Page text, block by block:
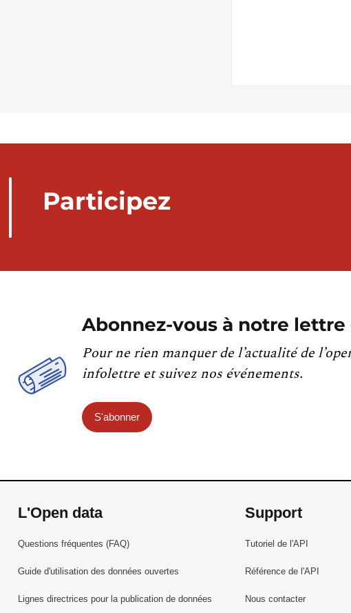
Participez
Abonnez-vous à notre
Pour ne rien manquer de l’actualité de
infolettre et suivez nos événements.
S'abonner
L'Open data
Questions fréquentes (FAQ)
Guide d'utilisation des données ouvertes
Lignes directrices pour la publication de données
Support
Tutoriel de l'API
Référence de l'API
Nous contacter